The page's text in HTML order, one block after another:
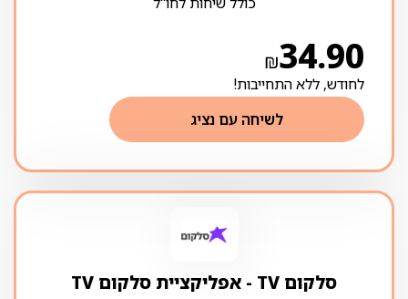
₪34.90
לחודש, ללא התחייבות!
לשיחה עם נציג
סלקום TV ‏- ‏אפליקציית סלקום TV